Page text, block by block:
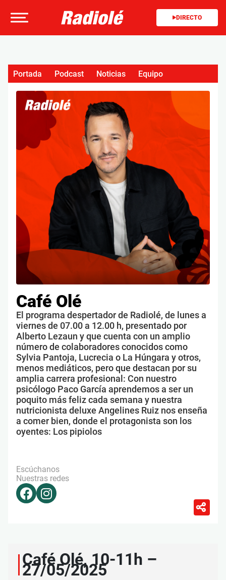
DIRECTO
Café Olé
El programa despertador de Radiolé, de lunes a
viernes de 07.00 a 12.00 h, presentado por
Alberto Lezaun y que cuenta con un amplio
número de colaboradores conocidos como
Sylvia Pantoja, Lucrecia o La Húngara y otros,
menos mediáticos, pero que destacan por su
amplia carrera profesional: Con nuestro
psicólogo Paco García aprendemos a ser un
poquito más feliz cada semana y nuestra
nutricionista deluxe Angelines Ruiz nos enseña
a comer bien, donde el protagonista son los
oyentes: Los pipiolos
Escúchanos
Nuestras redes
Portada Podcast Noticias Equipo
Café Olé, 10-11h –
27/05/2025